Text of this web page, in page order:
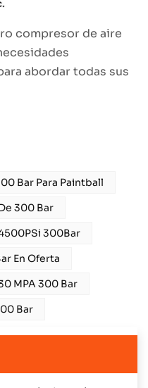
compresor de aire
abordar todas sus
Bar Para Paintball
300 Bar
300Bar
En Oferta
MPA 300 Bar
Bar